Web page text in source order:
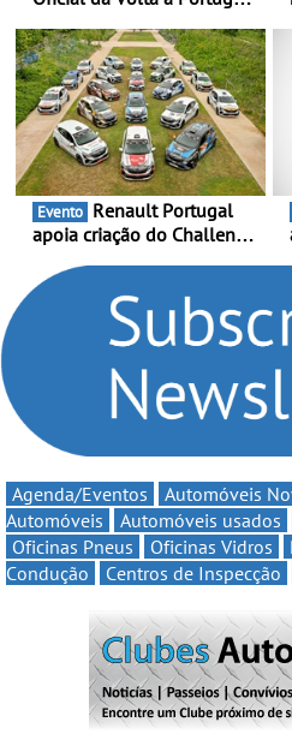
presença nacional ao lado
da mítica prova de ciclismo
e leva a sua gama SUV
multi-energia às estradas
de Portugal
Evento
apoia criação do Challenge
compromisso com o
automobilismo nacional
continua em 2026
Agenda/Eventos Automóveis
Automóveis
Automóveis usados
Oficinas Pneus
Oficinas Vidros
Condução
Centros de Inspecção